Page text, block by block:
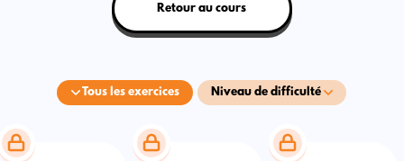
Tous les exercices Niveau de difficulté
Retour au cours